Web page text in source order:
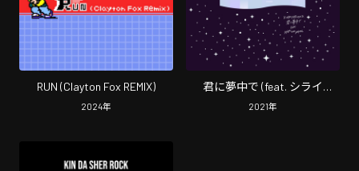
RUN (Clayton Fox REMIX)
2024年
君に夢中で (feat. シライ
theJahmal)
2021年